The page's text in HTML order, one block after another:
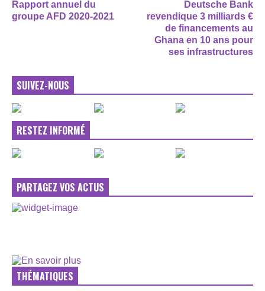
Rapport annuel du
groupe AFD 2020-2021
Deutsche Bank
revendique 3 milliards €
de financements au
Ghana en 10 ans pour
ses infrastructures
SUIVEZ-NOUS
RESTEZ INFORMÉ
PARTAGEZ VOS ACTUS
THÉMATIQUES